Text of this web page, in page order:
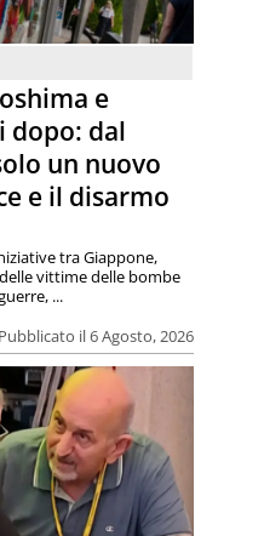
e
dopo: dal
un nuovo
e il disarmo
Pubblicato il 6 Agosto, 2026
tra Giappone,
vittime delle bombe
...